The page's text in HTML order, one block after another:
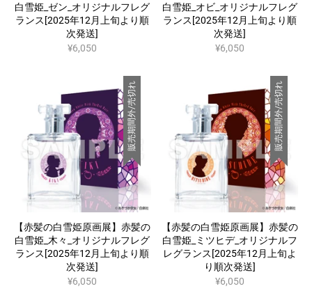
白雪姫_ゼン_オリジナルフレグ
ランス[2025年12月上旬より順
次発送]
¥6,050
白雪姫_オビ_オリジナルフレグ
ランス[2025年12月上旬より順
次発送]
¥6,050
販売期間外/売切れ
【赤髪の白雪姫原画展】赤髪の
白雪姫_木々_オリジナルフレグ
ランス[2025年12月上旬より順
次発送]
¥6,050
販売期間外/売切れ
【赤髪の白雪姫原画展】赤髪の
白雪姫_ミツヒデ_オリジナルフ
レグランス[2025年12月上旬よ
り順次発送]
¥6,050